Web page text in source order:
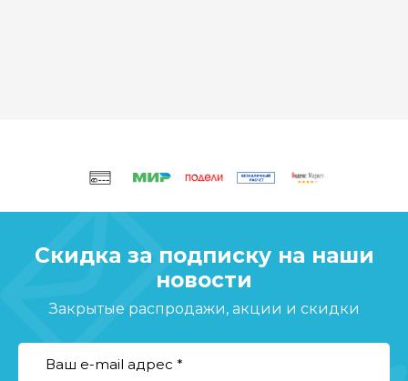
Скидка за подписку на наши
новости
Закрытые распродажи, акции и скидки